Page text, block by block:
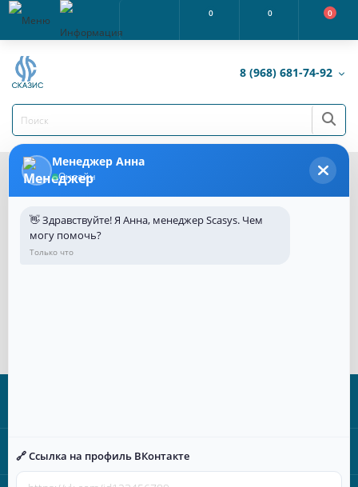
0 0 0
8 (968) 681-74-92
Каталог товаров
Лестницы пожарные
Менеджер Анна
Онлайн
👋 Здравствуйте! Я Анна, менеджер Scasys. Чем
могу помочь?
Только что
🔗 Ссылка на профиль ВКонтакте
Категории